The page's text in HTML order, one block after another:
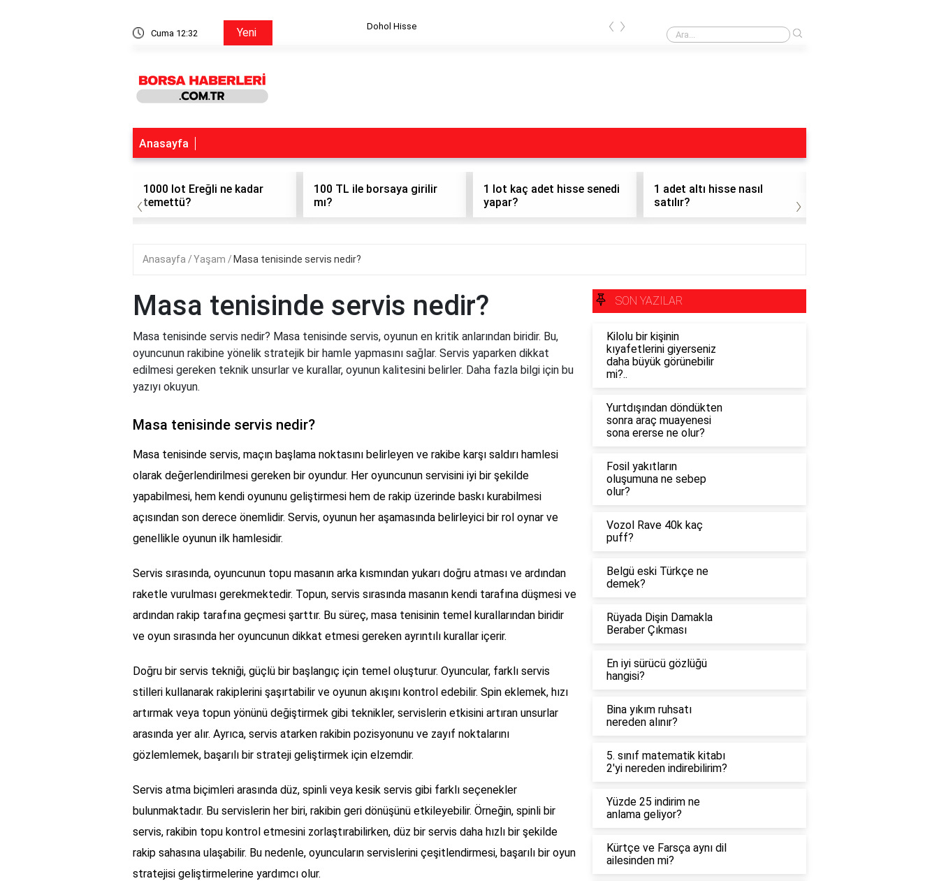
Cuma 12:32 Yeni Dohol Hisse Obo Formasyonu Nedir
‹ ›
Anasayfa
1000 lot Ereğli ne kadar
temettü?
100 TL ile borsaya girilir
mı?
1 lot kaç adet hisse senedi
yapar?
1 adet altı hisse nasıl
satılır?
‹ ›
Anasayfa Yaşam Masa tenisinde servis nedir?
Masa tenisinde servis nedir?
Masa tenisinde servis nedir? Masa tenisinde servis, oyunun en kritik anlarından biridir. Bu,
oyuncunun rakibine yönelik stratejik bir hamle yapmasını sağlar. Servis yaparken dikkat
edilmesi gereken teknik unsurlar ve kurallar, oyunun kalitesini belirler. Daha fazla bilgi için bu
yazıyı okuyun.
Masa tenisinde servis nedir?
Masa tenisinde servis, maçın başlama noktasını belirleyen ve rakibe karşı saldırı hamlesi
olarak değerlendirilmesi gereken bir oyundur. Her oyuncunun servisini iyi bir şekilde
yapabilmesi, hem kendi oyununu geliştirmesi hem de rakip üzerinde baskı kurabilmesi
açısından son derece önemlidir. Servis, oyunun her aşamasında belirleyici bir rol oynar ve
genellikle oyunun ilk hamlesidir.
Servis sırasında, oyuncunun topu masanın arka kısmından yukarı doğru atması ve ardından
raketle vurulması gerekmektedir. Topun, servis sırasında masanın kendi tarafına düşmesi ve
ardından rakip tarafına geçmesi şarttır. Bu süreç, masa tenisinin temel kurallarından biridir
ve oyun sırasında her oyuncunun dikkat etmesi gereken ayrıntılı kurallar içerir.
Doğru bir servis tekniği, güçlü bir başlangıç için temel oluşturur. Oyuncular, farklı servis
stilleri kullanarak rakiplerini şaşırtabilir ve oyunun akışını kontrol edebilir. Spin eklemek, hızı
artırmak veya topun yönünü değiştirmek gibi teknikler, servislerin etkisini artıran unsurlar
arasında yer alır. Ayrıca, servis atarken rakibin pozisyonunu ve zayıf noktalarını
gözlemlemek, başarılı bir strateji geliştirmek için elzemdir.
Servis atma biçimleri arasında düz, spinli veya kesik servis gibi farklı seçenekler
bulunmaktadır. Bu servislerin her biri, rakibin geri dönüşünü etkileyebilir. Örneğin, spinli bir
servis, rakibin topu kontrol etmesini zorlaştırabilirken, düz bir servis daha hızlı bir şekilde
rakip sahasına ulaşabilir. Bu nedenle, oyuncuların servislerini çeşitlendirmesi, başarılı bir oyun
stratejisi geliştirmelerine yardımcı olur.
SON YAZILAR
Kilolu bir kişinin
kıyafetlerini giyerseniz
daha büyük görünebilir
mi?..
Yurtdışından döndükten
sonra araç muayenesi
sona ererse ne olur?
Fosil yakıtların
oluşumuna ne sebep
olur?
Vozol Rave 40k kaç
puff?
Belgü eski Türkçe ne
demek?
Rüyada Dişin Damakla
Beraber Çıkması
En iyi sürücü gözlüğü
hangisi?
Bina yıkım ruhsatı
nereden alınır?
5. sınıf matematik kitabı
2'yi nereden indirebilirim?
Yüzde 25 indirim ne
anlama geliyor?
Kürtçe ve Farsça aynı dil
ailesinden mi?